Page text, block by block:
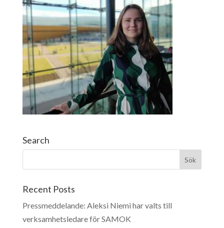
Search
Recent Posts
Pressmeddelande: Aleksi Niemi har valts till
verksamhetsledare för SAMOK